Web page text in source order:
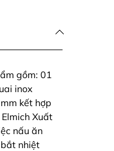
gồm: 01
inox
kết hợp
Xuất
nấu ăn
nhiệt